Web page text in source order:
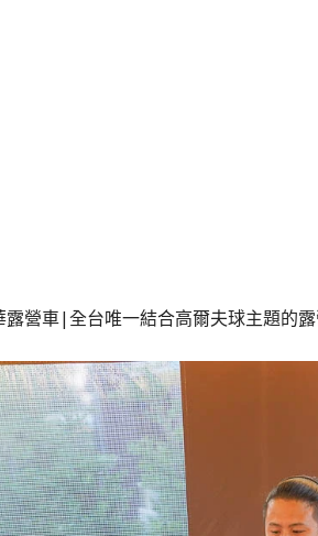
營車|全台唯一結合高爾夫球主題的